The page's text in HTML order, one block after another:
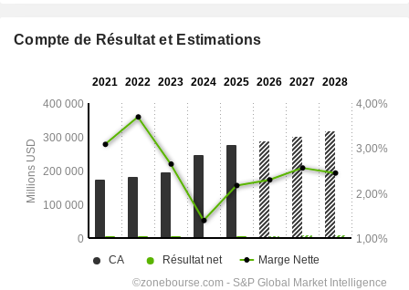
Compte de Résultat et Estimations